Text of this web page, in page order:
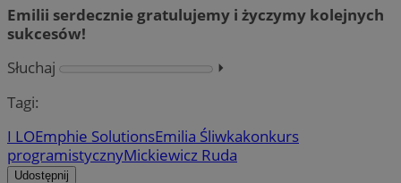
Emilii serdecznie gratulujemy i życzymy kolejnych
sukcesów!
Słuchaj
⏵︎
Tagi:
I LOEmphie SolutionsEmilia Śliwkakonkurs
programistycznyMickiewicz Ruda
Udostępnij